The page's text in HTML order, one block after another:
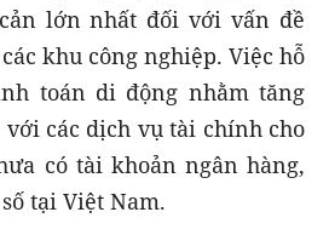
lớn nhất đối với vấn đề
khu công nghiệp. Việc hỗ
toán di động nhằm tăng
các dịch vụ tài chính cho
có tài khoản ngân hàng,
tại Việt Nam.